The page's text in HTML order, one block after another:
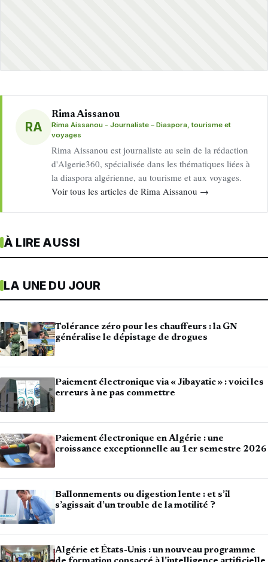
RA
Rima Aissanou
Rima Aissanou - Journaliste – Diaspora, tourisme et
voyages
Rima Aissanou est journaliste au sein de la rédaction
d'Algerie360, spécialisée dans les thématiques liées à
la diaspora algérienne, au tourisme et aux voyages.
Voir tous les articles de Rima Aissanou →
À LIRE AUSSI
LA UNE DU JOUR
Tolérance zéro pour les chauffeurs : la GN
généralise le dépistage de drogues
Paiement électronique via « Jibayatic » : voici les
erreurs à ne pas commettre
Paiement électronique en Algérie : une
croissance exceptionnelle au 1er semestre 2026
Ballonnements ou digestion lente : et s’il
s’agissait d’un trouble de la motilité ?
Algérie et États-Unis : un nouveau programme